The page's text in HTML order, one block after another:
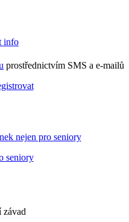
prostřednictvím SMS a e-mailů
nejen pro seniory